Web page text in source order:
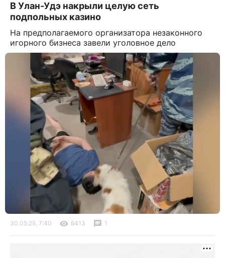
В Улан-Удэ накрыли целую сеть
подпольных казино
На предполагаемого организатора незаконного
игорного бизнеса завели уголовное дело
30.05.25, 7:40 6413 1